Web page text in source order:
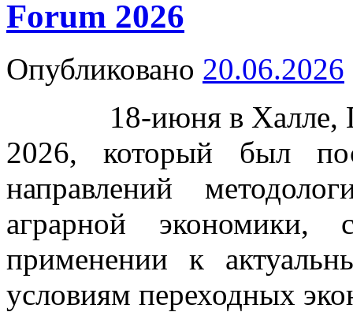
Forum 2026
Опубликовано 20.06.2026
18-июня в Халле,
2026, который был
направлений
аграрной
применении к
условиям переходных